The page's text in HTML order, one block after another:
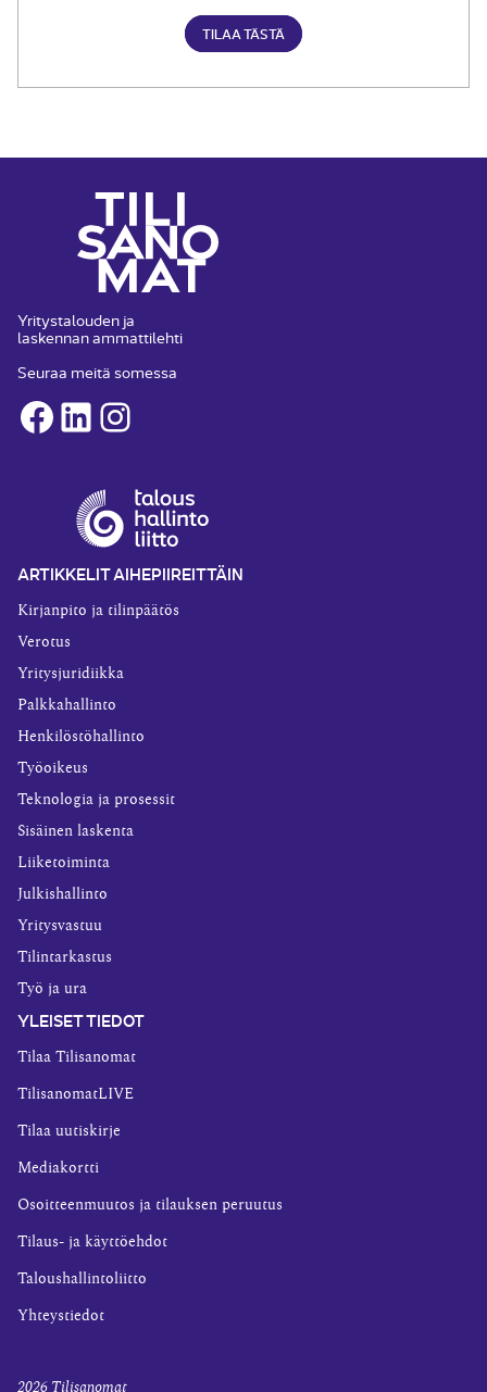
TILAA TÄSTÄ
Yritystalouden ja
laskennan ammattilehti
Seuraa meitä somessa
Facebook
LinkedInInstagram
ARTIKKELIT AIHEPIIREITTÄIN
Kirjanpito ja tilinpäätös
Verotus
Yritysjuridiikka
Palkkahallinto
Henkilöstöhallinto
Työoikeus
Teknologia ja prosessit
Sisäinen laskenta
Liiketoiminta
Julkishallinto
Yritysvastuu
Tilintarkastus
Työ ja ura
YLEISET TIEDOT
Tilaa Tilisanomat
TilisanomatLIVE
Tilaa uutiskirje
Mediakortti
Osoitteenmuutos ja tilauksen peruutus
Tilaus- ja käyttöehdot
Taloushallintoliitto
Yhteystiedot
2026 Tilisanomat